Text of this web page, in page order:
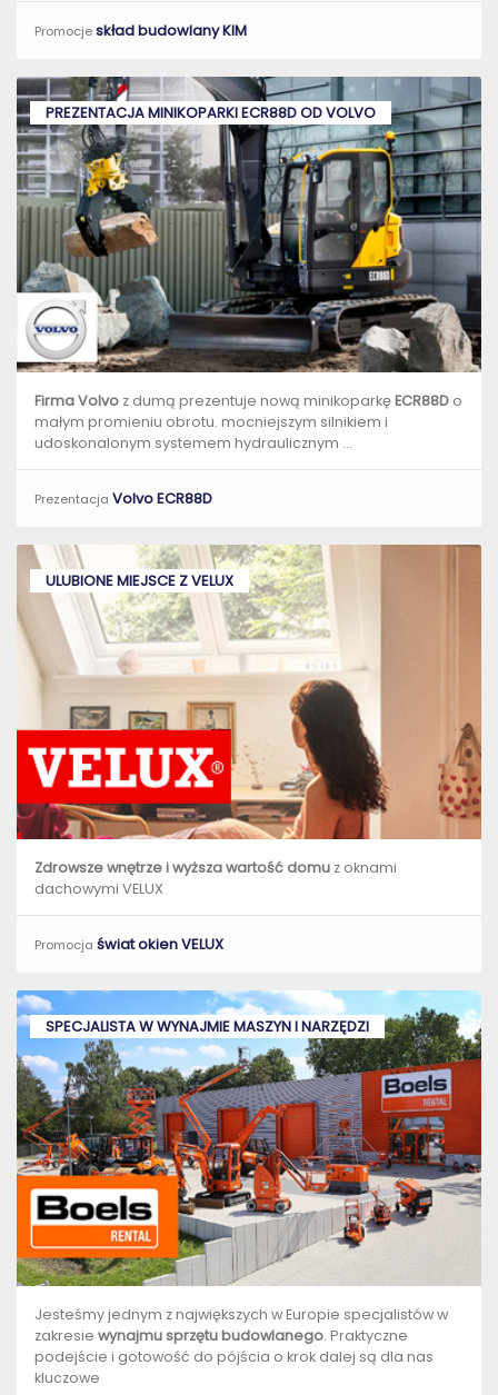
Promocjeskład budowlany KIM
PREZENTACJA MINIKOPARKI ECR88D OD VOLVO
Firma Volvo z dumą prezentuje nową minikoparkęECR88D o
małym promieniu obrotu. mocniejszym silnikiem i
udoskonalonym systemem hydraulicznym ...
Prezentacja Volvo ECR88D
ULUBIONE MIEJSCE Z VELUX
Zdrowsze wnętrze i wyższa wartość domu z oknami
dachowymi VELUX
Promocja świat okien VELUX
SPECJALISTA W WYNAJMIE MASZYN I NARZĘDZI
Jesteśmy jednym z największych w Europie specjalistów w
zakresie wynajmu sprzętu budowlanego. Praktyczne
podejście i gotowość do pójścia o krok dalej są dla nas
kluczowe